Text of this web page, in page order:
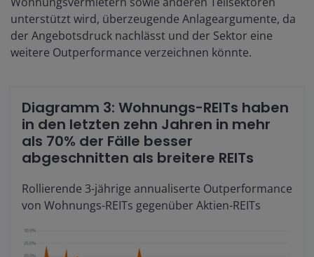
unterstützt wird, überzeugende Anlageargumente, da
der Angebotsdruck nachlässt und der Sektor eine
weitere Outperformance verzeichnen könnte.
Diagramm 3: Wohnungs-REITs haben
in den letzten zehn Jahren in mehr
als 70% der Fälle besser
abgeschnitten als breitere REITs
Rollierende 3-jährige annualiserte Outperformance
von Wohnungs-REITs gegenüber Aktien-REITs